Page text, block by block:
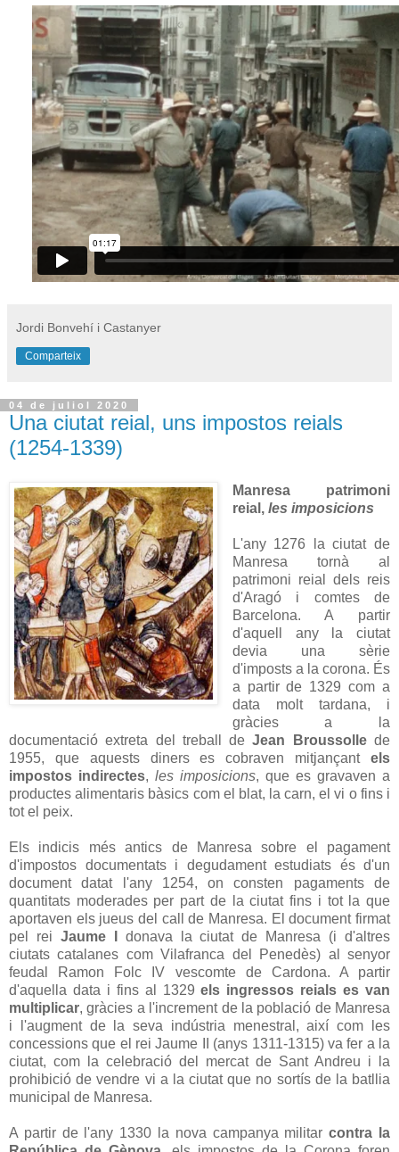
Jordi Bonvehí i Castanyer
Comparteix
04 de juliol 2020
Una ciutat reial, uns impostos reials
(1254-1339)
Manresa patrimoni
reial, les imposicions
L'any 1276 la ciutat de
Manresa tornà al
patrimoni reial dels reis
d'Aragó i comtes de
Barcelona. A partir
d'aquell any la ciutat
devia una sèrie
d'imposts a la corona. És
a partir de 1329 com a
data molt tardana, i
gràcies a la
documentació extreta del treball deJean Broussollede
1955, que aquests diners es cobraven mitjançant els
impostos indirectes, les imposicions, que es gravaven a
productes alimentaris bàsics com el blat, la carn, el vi o fins i
tot el peix.
Els indicis més antics de Manresa sobre el pagament
d'impostos documentats i degudament estudiats és d'un
document datat l'any 1254, on consten pagaments de
quantitats moderades per part de la ciutat fins i tot la que
aportaven els jueus del call de Manresa. El document firmat
pel rei Jaume I donava la ciutat de Manresa (i d'altres
ciutats catalanes com Vilafranca del Penedès) al senyor
feudal Ramon Folc IV vescomte de Cardona. A partir
d'aquella data i fins al 1329els ingressos reials es van
multiplicar, gràcies a l'increment de la població de Manresa
i l'augment de la seva indústria menestral, així com les
concessions que el rei Jaume II (anys 1311-1315) va fer a la
ciutat, com la celebració del mercat de Sant Andreu i la
prohibició de vendre vi a la ciutat que no sortís de la batllia
municipal de Manresa.
A partir de l'any 1330 la nova campanya militarcontra la